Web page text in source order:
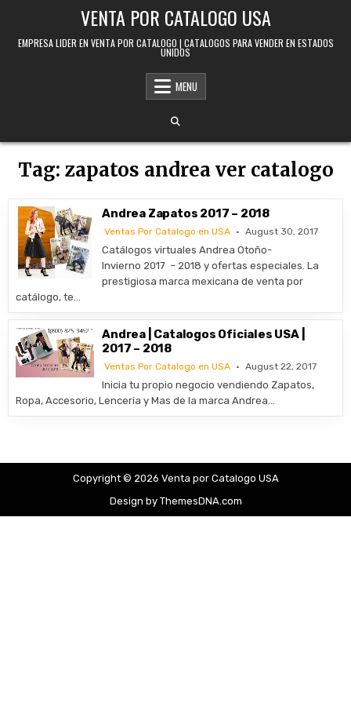
VENTA POR CATALOGO USA
EMPRESA LIDER EN VENTA POR CATALOGO | CATALOGOS PARA VENDER EN ESTADOS
UNIDOS
MENU
Tag: zapatos andrea ver catalogo
Andrea Zapatos 2017 – 2018
Ventas Por Catalogo en USA August 30, 2017
Catálogos virtuales Andrea Otoño-
Invierno 2017 – 2018 y ofertas especiales. La
prestigiosa marca mexicana de venta por
catálogo, te…
Andrea | Catalogos Oficiales USA |
2017 – 2018
Ventas Por Catalogo en USA August 22, 2017
Inicia tu propio negocio vendiendo Zapatos,
Ropa, Accesorio, Lenceria y Mas de la marca Andrea…
Copyright © 2026 Venta por Catalogo USA
Design by ThemesDNA.com